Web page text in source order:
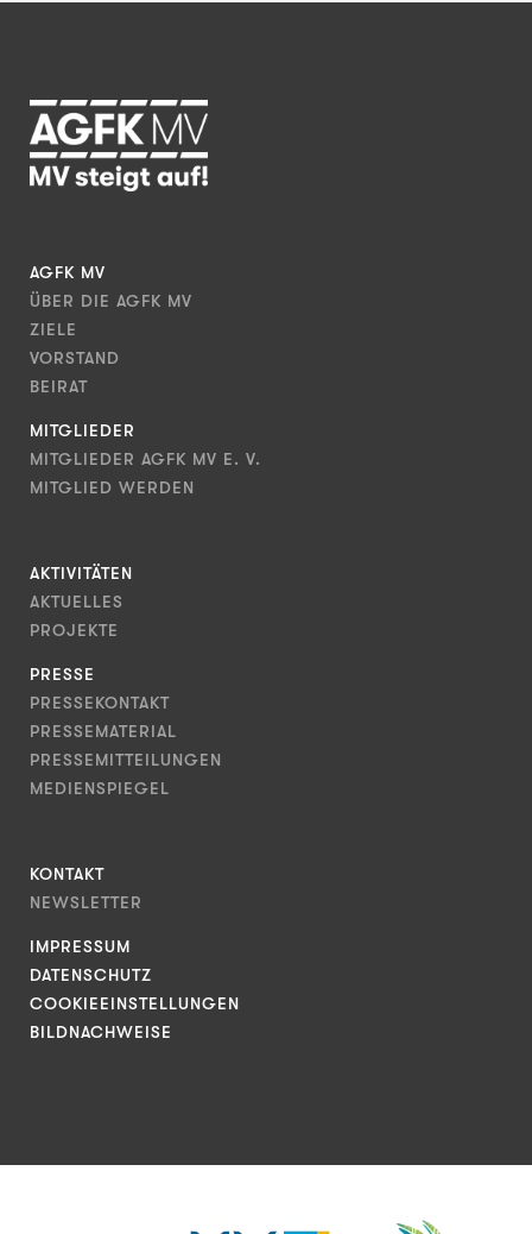
AGFK MV
ÜBER DIE AGFK MV
ZIELE
VORSTAND
BEIRAT
MITGLIEDER
MITGLIEDER AGFK MV E. V.
MITGLIED WERDEN
AKTIVITÄTEN
AKTUELLES
PROJEKTE
PRESSE
PRESSEKONTAKT
PRESSEMATERIAL
PRESSEMITTEILUNGEN
MEDIENSPIEGEL
KONTAKT
NEWSLETTER
IMPRESSUM
DATENSCHUTZ
COOKIEEINSTELLUNGEN
BILDNACHWEISE